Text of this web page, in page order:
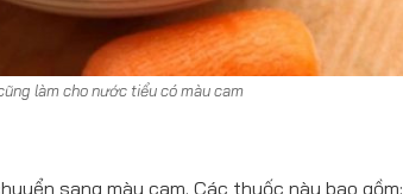
làm cho nước tiểu có màu cam
sang màu cam. Các thuốc này bao gồm: